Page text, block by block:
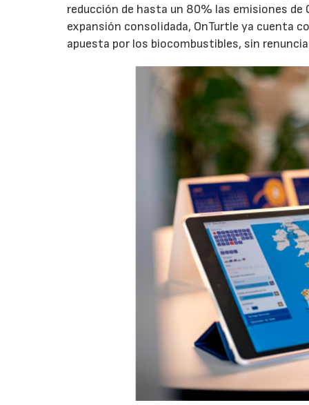
reducción de hasta un 80% las emisiones de
expansión consolidada, OnTurtle ya cuenta
apuesta por los biocombustibles, sin